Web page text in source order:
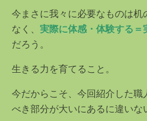
今まさに我々に必要なものは
なく、 実際に体感・体験する＝
だろう。
生きる力を育てること。
今だからこそ、今回紹介した
べき部分が大いにあるに違いな